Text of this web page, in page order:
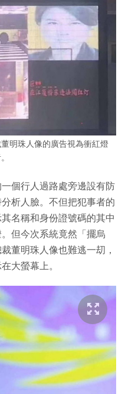
明珠人像的廣告視為衝紅燈
個行人過路處旁邊設有防
析人臉。不但把犯事者的
名稱和身份證號碼的其中
但今次系統竟然「擺烏
董明珠人像也難逃一刧，
大螢幕上。